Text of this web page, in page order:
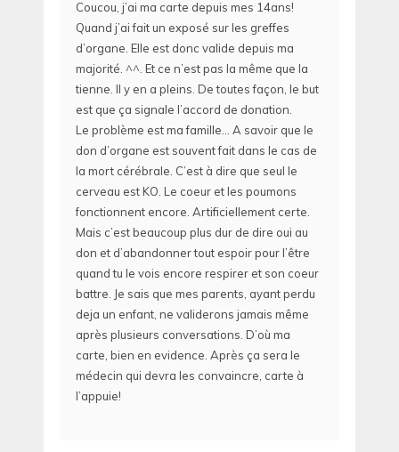
Coucou, j’ai ma carte depuis mes 14ans!
Quand j’ai fait un exposé sur les greffes
d’organe. Elle est donc valide depuis ma
majorité. ^^. Et ce n’est pas la même que la
tienne. Il y en a pleins. De toutes façon, le but
est que ça signale l’accord de donation.
Le problème est ma famille… A savoir que le
don d’organe est souvent fait dans le cas de
la mort cérébrale. C’est à dire que seul le
cerveau est KO. Le coeur et les poumons
fonctionnent encore. Artificiellement certe.
Mais c’est beaucoup plus dur de dire oui au
don et d’abandonner tout espoir pour l’être
quand tu le vois encore respirer et son coeur
battre. Je sais que mes parents, ayant perdu
deja un enfant, ne validerons jamais même
après plusieurs conversations. D’où ma
carte, bien en evidence. Après ça sera le
médecin qui devra les convaincre, carte à
l’appuie!